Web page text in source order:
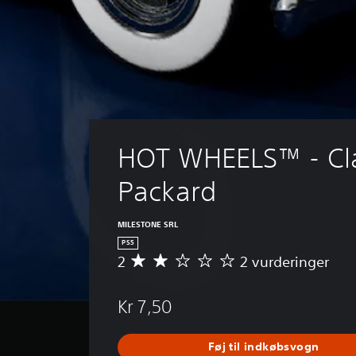
HOT WHEELS™ -
Packard
MILESTONE SRL
PS5
G
n
m
s
2 2 vurderinger
Kr 7,50
Føj til indkøbsvogn